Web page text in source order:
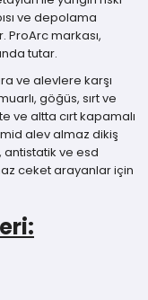
ve depolama
ProArc markası,
tutar.
ve alevlere karşı
göğüs, sırt ve
ve altta cırt kapamalı
alev almaz dikiş
antistatik ve esd
ceket arayanlar için